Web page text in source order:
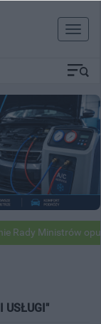
Toggle
Ministrów
USŁUGI"